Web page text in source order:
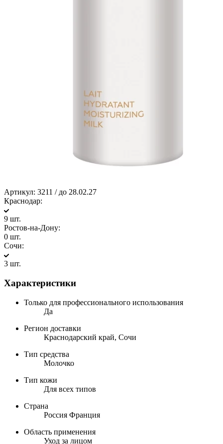
Артикул: 3211 / до 28.02.27
Краснодар:
9 шт.
Ростов-на-Дону:
0 шт.
Сочи:
3 шт.
Характеристики
Только для профессионального использования
Да
Регион доставки
Краснодарский край, Сочи
Тип средства
Молочко
Тип кожи
Для всех типов
Страна
Россия Франция
Область применения
Уход за лицом